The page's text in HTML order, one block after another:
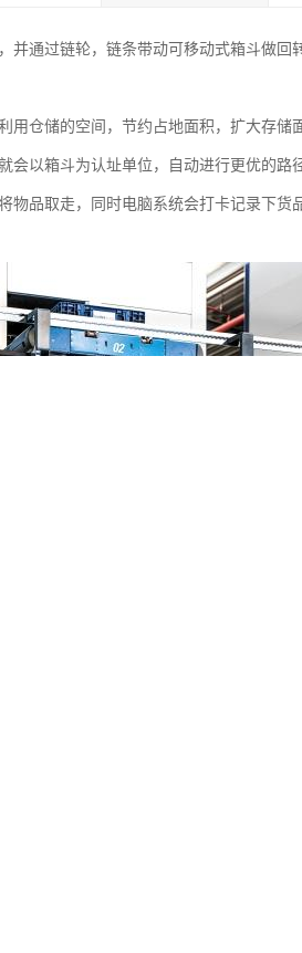
通过链轮，链条带动可移动式箱斗做回
用仓储的空间，节约占地面积，扩大存储
会以箱斗为认址单位，自动进行更优的路
品取走，同时电脑系统会打卡记录下货